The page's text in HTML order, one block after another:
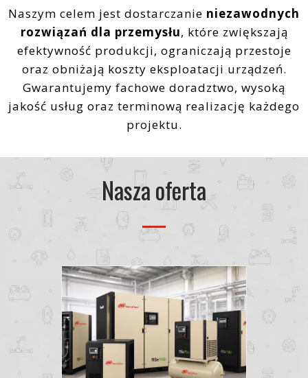
Naszym celem jest dostarczanie niezawodnych
rozwiązań dla przemysłu, które zwiększają
efektywność produkcji, ograniczają przestoje
oraz obniżają koszty eksploatacji urządzeń.
Gwarantujemy fachowe doradztwo, wysoką
jakość usług oraz terminową realizację każdego
projektu.
Nasza oferta